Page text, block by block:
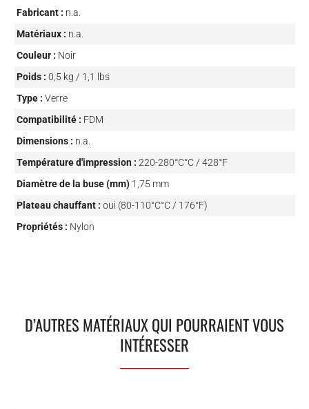
Fabricant : n.a.
Matériaux : n.a.
Couleur : Noir
Poids : 0,5 kg / 1,1 lbs
Type : Verre
Compatibilité : FDM
Dimensions : n.a.
Température d'impression : 220-280°C°C / 428°F
Diamètre de la buse (mm) 1,75 mm
Plateau chauffant : oui (80-110°C°C / 176°F)
Propriétés : Nylon
D’AUTRES MATÉRIAUX QUI POURRAIENT VOUS
INTÉRESSER